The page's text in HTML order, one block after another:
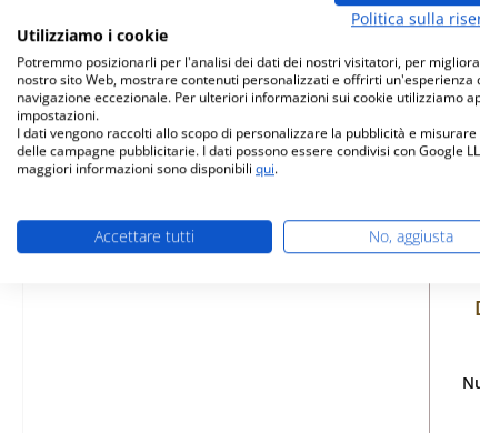
Politica sulla
Utilizziamo i cookie
Potremmo posizionarli per l'analisi dei dati dei nostri visitatori, per
nostro sito Web, mostrare contenuti personalizzati e offrirti un'esperienza
navigazione eccezionale. Per ulteriori informazioni sui cookie utilizziamo
impostazioni.
I dati vengono raccolti allo scopo di personalizzare la pubblicità e
delle campagne pubblicitarie. I dati possono essere condivisi con Google
maggiori informazioni sono disponibili qui.
Accettare tutti No, aggiusta